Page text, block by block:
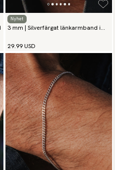
Nyhet
3 mm | Silverfärgat länkarmband i
29.99 USD